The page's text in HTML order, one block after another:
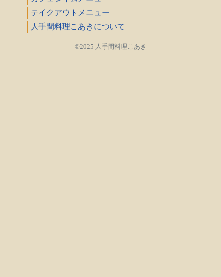
テイクアウトメニュー
人手間料理こあきについて
©2025 人手間料理こあき